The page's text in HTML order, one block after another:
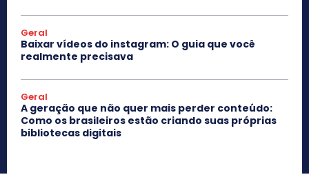
Geral
Baixar vídeos do instagram: O guia que você
realmente precisava
Geral
A geração que não quer mais perder conteúdo:
Como os brasileiros estão criando suas próprias
bibliotecas digitais